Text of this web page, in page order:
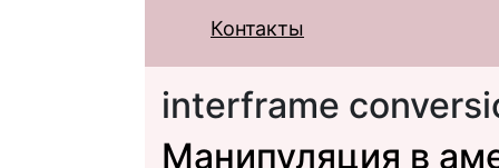
Контакты
interframe
Манипуляция в